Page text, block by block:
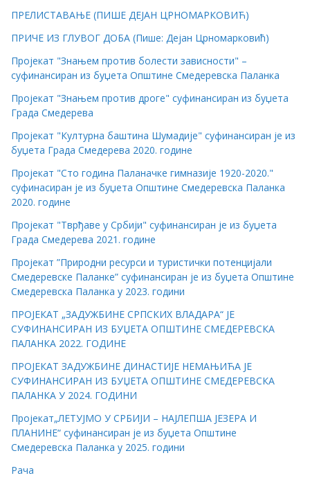
ПРЕЛИСТАВАЊЕ (ПИШЕ ДЕЈАН ЦРНОМАРКОВИЋ)
ПРИЧЕ ИЗ ГЛУВОГ ДОБА (Пише: Дејан Црномарковић)
Пројекат "Знањем против болести зависности" –
суфинансиран из буџета Општине Смедеревска Паланка
Пројекат "Знањем против дроге" суфинансиран из буџета
Града Смедерева
Пројекат "Културна баштина Шумадије" суфинансиран је из
буџета Града Смедерева 2020. године
Пројекат "Сто година Паланачке гимназије 1920-2020."
суфинасиран је из буџета Општине Смедеревска Паланка
2020. године
Пројекат "Тврђаве у Србији" суфинансиран је из буџета
Града Смедерева 2021. године
Пројекат ”Природни ресурси и туристички потенцијали
Смедеревске Паланке” суфинансиран је из буџета Општине
Смедеревска Паланка у 2023. години
ПРОЈЕКАТ „ЗАДУЖБИНЕ СРПСКИХ ВЛАДАРА“ ЈЕ
СУФИНАНСИРАН ИЗ БУЏЕТА ОПШТИНЕ СМЕДЕРЕВСКА
ПАЛАНКА 2022. ГОДИНЕ
ПРОЈЕКАТ ЗАДУЖБИНЕ ДИНАСТИЈЕ НЕМАЊИЋА ЈЕ
СУФИНАНСИРАН ИЗ БУЏЕТА ОПШТИНЕ СМЕДЕРЕВСКА
ПАЛАНКА У 2024. ГОДИНИ
Пројекат„ЛЕТУЈМО У СРБИЈИ – НАЈЛЕПША ЈЕЗЕРА И
ПЛАНИНЕ“ суфинансиран је из буџета Општине
Смедеревска Паланка у 2025. години
Рача